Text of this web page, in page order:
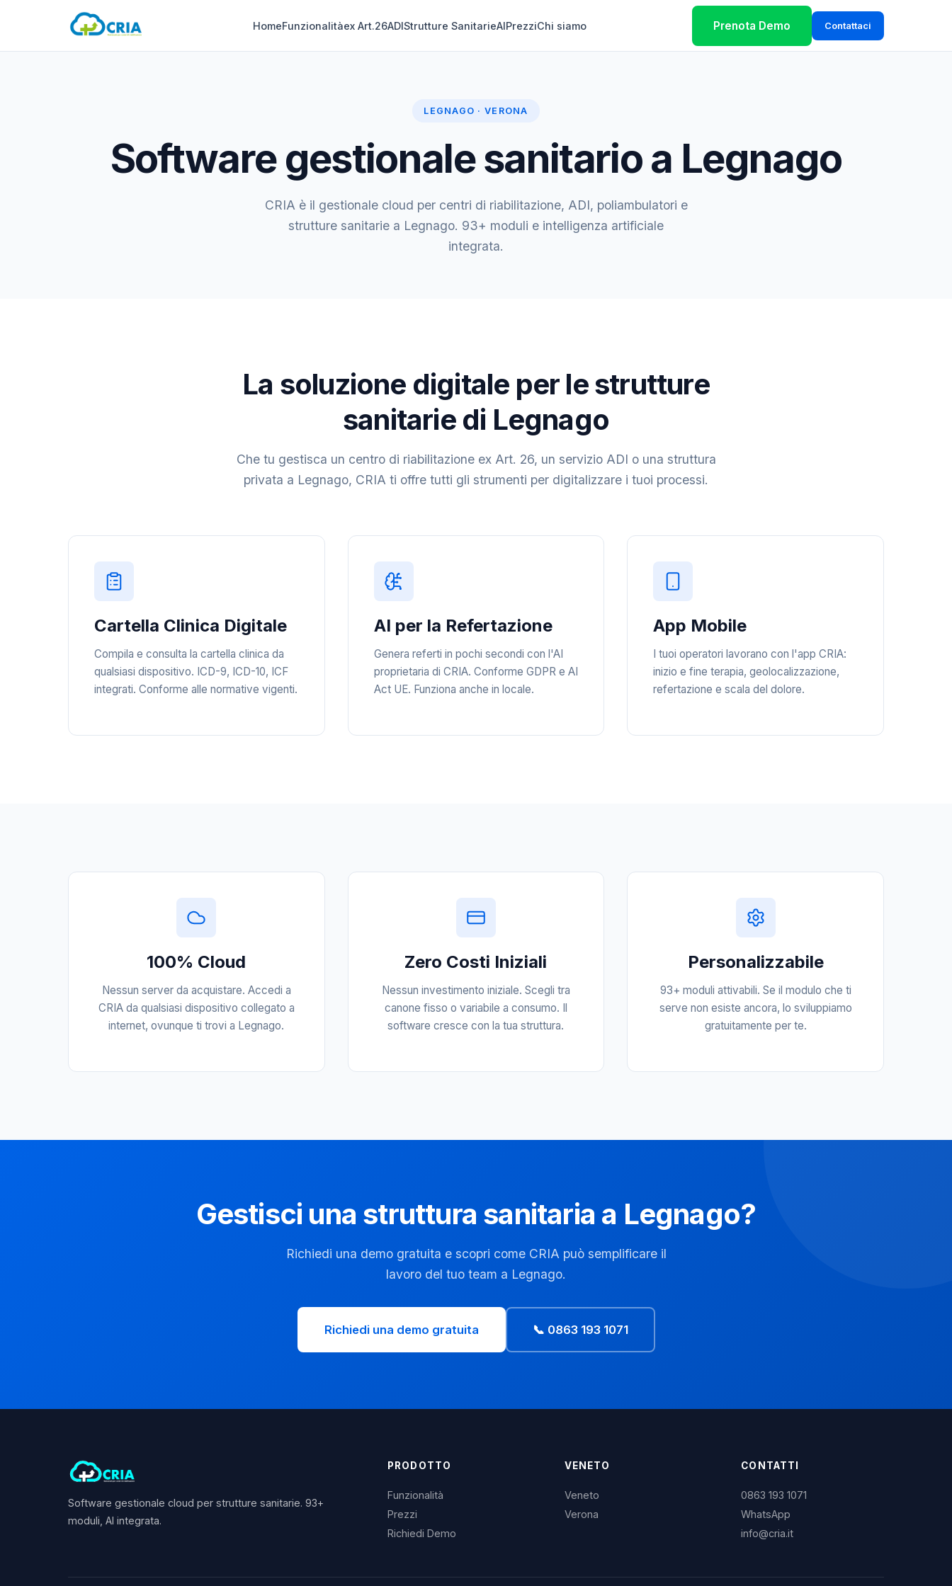
HomeFunzionalitàex Art.26ADIStrutture SanitarieAIPrezziChi siamo Prenota Demo Contattaci
LEGNAGO · VERONA
Software gestionale sanitario a Legnago
CRIA è il gestionale cloud per centri di riabilitazione, ADI, poliambulatori e
strutture sanitarie a Legnago. 93+ moduli e intelligenza artificiale
integrata.
La soluzione digitale per le strutture
sanitarie di Legnago
Che tu gestisca un centro di riabilitazione ex Art. 26, un servizio ADI o una struttura
privata a Legnago, CRIA ti offre tutti gli strumenti per digitalizzare i tuoi processi.
Cartella Clinica Digitale
Compila e consulta la cartella clinica da
qualsiasi dispositivo. ICD-9, ICD-10, ICF
integrati. Conforme alle normative vigenti.
AI per la Refertazione
Genera referti in pochi secondi con l'AI
proprietaria di CRIA. Conforme GDPR e AI
Act UE. Funziona anche in locale.
App Mobile
I tuoi operatori lavorano con l'app CRIA:
inizio e fine terapia, geolocalizzazione,
refertazione e scala del dolore.
100% Cloud
Nessun server da acquistare. Accedi a
CRIA da qualsiasi dispositivo collegato a
internet, ovunque ti trovi a Legnago.
Zero Costi Iniziali
Nessun investimento iniziale. Scegli tra
canone fisso o variabile a consumo. Il
software cresce con la tua struttura.
Personalizzabile
93+ moduli attivabili. Se il modulo che ti
serve non esiste ancora, lo sviluppiamo
gratuitamente per te.
Gestisci una struttura sanitaria a Legnago?
Richiedi una demo gratuita e scopri come CRIA può semplificare il
lavoro del tuo team a Legnago.
Richiedi una demo gratuita 📞 0863 193 1071
Software gestionale cloud per strutture sanitarie. 93+
moduli, AI integrata.
PRODOTTO
Funzionalità
Prezzi
Richiedi Demo
VENETO
Veneto
Verona
CONTATTI
0863 193 1071
WhatsApp
info@cria.it